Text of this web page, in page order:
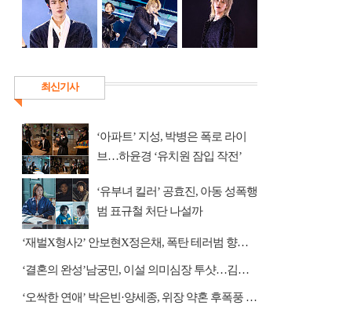
최신기사
‘아파트’ 지성, 박병은 폭로 라이
브…하윤경 ‘유치원 잠입 작전’
‘유부녀 킬러’ 공효진, 아동 성폭행
범 표규철 처단 나설까
‘재벌X형사2’ 안보현X정은채, 폭탄 테러범 향한 역공 시작
‘결혼의 완성’남궁민, 이설 의미심장 투샷…김대명과 정면승부
‘오싹한 연애’ 박은빈·양세종, 위장 약혼 후폭풍 쓰나미